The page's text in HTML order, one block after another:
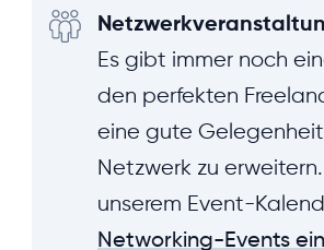
Es gibt immer noch
den perfekten
eine gute
Netzwerk zu
unserem Event-
Networking-Events